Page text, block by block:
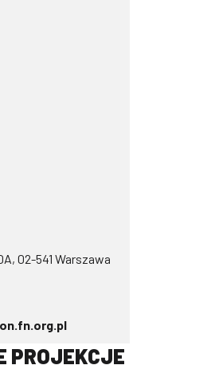
02-541 Warszawa
PROJEKCJE